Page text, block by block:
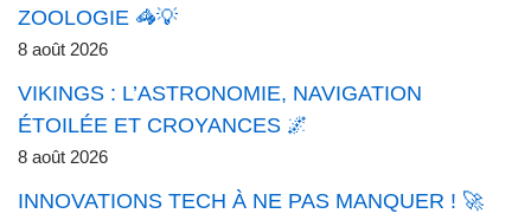
ZOOLOGIE 🦓💡
8 août 2026
VIKINGS : L’ASTRONOMIE, NAVIGATION
ÉTOILÉE ET CROYANCES 🌌
8 août 2026
INNOVATIONS TECH À NE PAS MANQUER ! 🚀